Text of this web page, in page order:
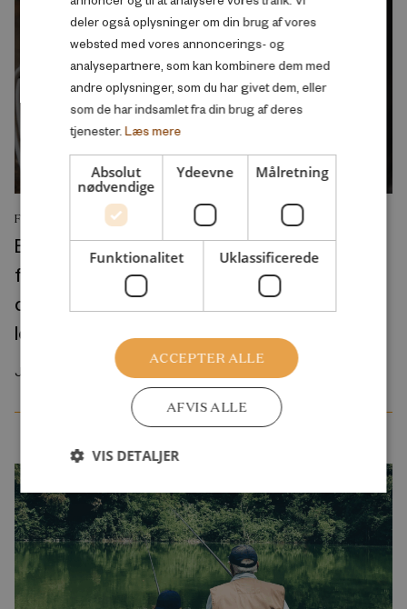
FORSKNINGSRAPPORT
Educational inequalities in the onset of
functional limitations and verbal memory
decline in the United States and Europe: A
longitudinal perspective
Juli 2026
deler også oplysninger om din brug af vores
websted med vores annoncerings- og
analysepartnere, som kan kombinere dem med
andre oplysninger, som du har givet dem, eller
som de har indsamlet fra din brug af deres
tjenester. Læs mere
Absolut
nødvendige
Ydeevne Målretning
Funktionalitet Uklassificerede
ACCEPTER ALLE
AFVIS ALLE
VIS DETALJER